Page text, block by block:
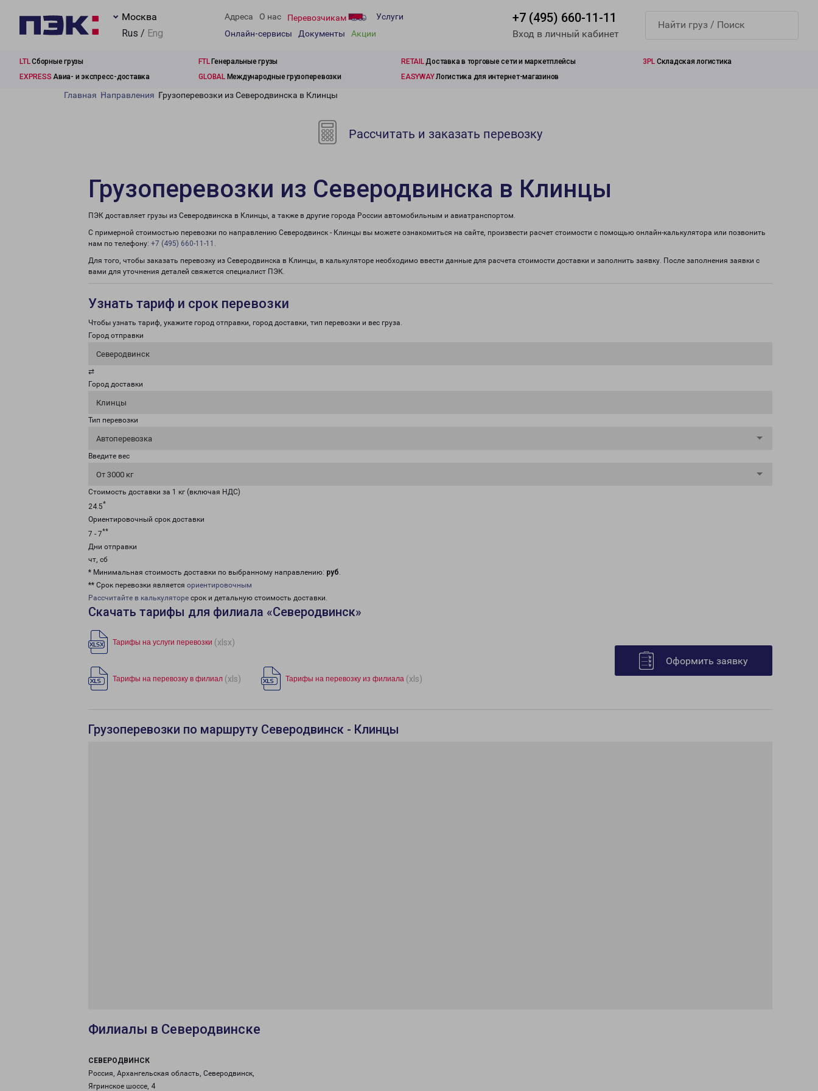
Москва
Rus / Eng
Адреса О нас Перевозчикам
Услуги
Онлайн-сервисы
Документы Акции
+7 (495) 660-11-11
Вход в личный кабинет
LTLСборные грузы FTLГенеральные грузы RETAILДоставка в торговые сети и маркетплейсы 3PL Складская логистика
EXPRESS Авиа- и экспресс-доставка GLOBALМеждународные грузоперевозки EASYWAYЛогистика для интернет-магазинов
Главная Направления Грузоперевозки из Северодвинска в Клинцы
Рассчитать и заказать перевозку
Грузоперевозки из Северодвинска в Клинцы
ПЭК доставляет грузы из Северодвинска в Клинцы, а также в другие города России автомобильным и авиатранспортом.
С примерной стоимостью перевозки по направлению Северодвинск - Клинцы вы можете ознакомиться на сайте, произвести расчет стоимости с помощью онлайн-калькулятора или позвонить
нам по телефону: +7 (495) 660-11-11 .
Для того, чтобы заказать перевозку из Северодвинска в Клинцы, в калькуляторе необходимо ввести данные для расчета стоимости доставки и заполнить заявку. После заполнения заявки с
вами для уточнения деталей свяжется специалист ПЭК.
Узнать тариф и срок перевозки
Чтобы узнать тариф, укажите город отправки, город доставки, тип перевозки и вес груза.
Город отправки
Северодвинск
⇄
Город доставки
Клинцы
Тип перевозки
Автоперевозка
Введите вес
От 3000 кг
Стоимость доставки за 1 кг (включая НДС)
24.5*
Ориентировочный срок доставки
7 - 7**
Дни отправки
чт, сб
* Минимальная стоимость доставки по выбранному направлению: руб.
** Срок перевозки является ориентировочным
Рассчитайте в калькуляторе срок и детальную стоимость доставки.
Скачать тарифы для филиала «Северодвинск»
Тарифы на услуги перевозки (xlsx)
Тарифы на перевозку в филиал (xls) Тарифы на перевозку из филиала (xls)
Оформить заявку
Грузоперевозки по маршруту Северодвинск - Клинцы
Филиалы в Северодвинске
СЕВЕРОДВИНСК
Россия, Архангельская область, Северодвинск,
Ягринское шоссе, 4